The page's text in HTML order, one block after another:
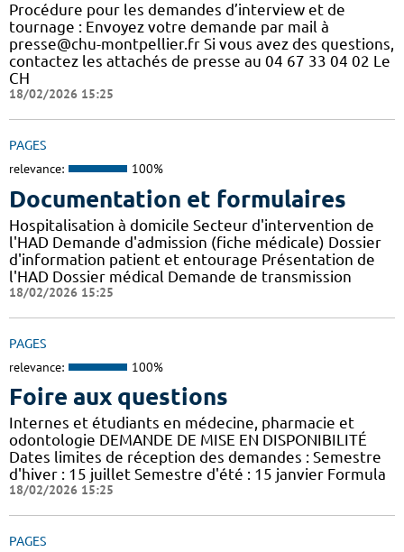
Procédure pour les demandes d’interview et de
tournage : Envoyez votre demande par mail à
presse@chu-montpellier.fr Si vous avez des questions,
contactez les attachés de presse au 04 67 33 04 02 Le
CH
18/02/2026 15:25
PAGES
relevance: 100%
Documentation et formulaires
Hospitalisation à domicile Secteur d'intervention de
l'HAD Demande d'admission (fiche médicale) Dossier
d'information patient et entourage Présentation de
l'HAD Dossier médical Demande de transmission
18/02/2026 15:25
PAGES
relevance: 100%
Foire aux questions
Internes et étudiants en médecine, pharmacie et
odontologie DEMANDE DE MISE EN DISPONIBILITÉ
Dates limites de réception des demandes : Semestre
d'hiver : 15 juillet Semestre d'été : 15 janvier Formula
18/02/2026 15:25
PAGES